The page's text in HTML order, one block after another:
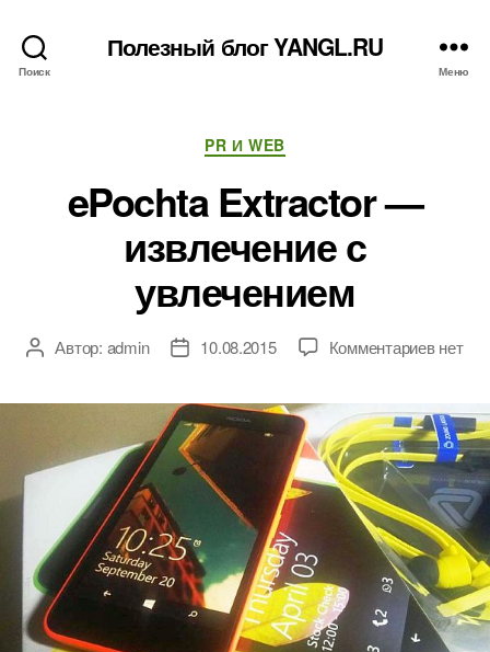
Поиск
Полезный блог YANGL.RU
Меню
Рубрики
PR И WEB
ePochta Extractor —
извлечение с
увлечением
АвторАвтор: admin
Дата10.08.2015 Комментариевк
—
с
нет